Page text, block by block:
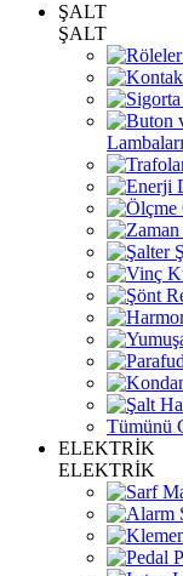
ŞALT
ŞALT
Lambaları
Tümünü
ELEKTRİK
ELEKTRİK